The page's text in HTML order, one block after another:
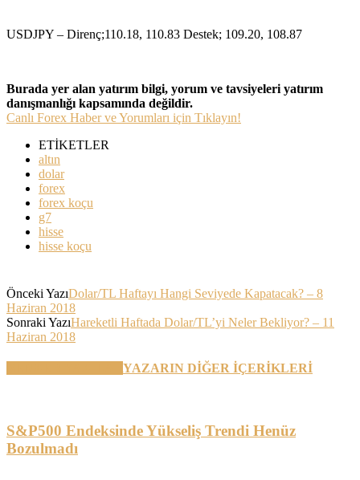
USDJPY – Direnç;110.18, 110.83 Destek; 109.20, 108.87
Burada yer alan yatırım bilgi, yorum ve tavsiyeleri yatırım
danışmanlığı kapsamında değildir.
Canlı Forex Haber ve Yorumları için Tıklayın!
ETİKETLER
altın
dolar
forex
forex koçu
g7
hisse
hisse koçu
Önceki YazıDolar/TL Haftayı Hangi Seviyede Kapatacak? – 8
Haziran 2018
Sonraki YazıHareketli Haftada Dolar/TL’yi Neler Bekliyor? – 11
Haziran 2018
YAZARIN DİĞER İÇERİKLERİ
S&P500 Endeksinde Yükseliş Trendi Henüz
Bozulmadı